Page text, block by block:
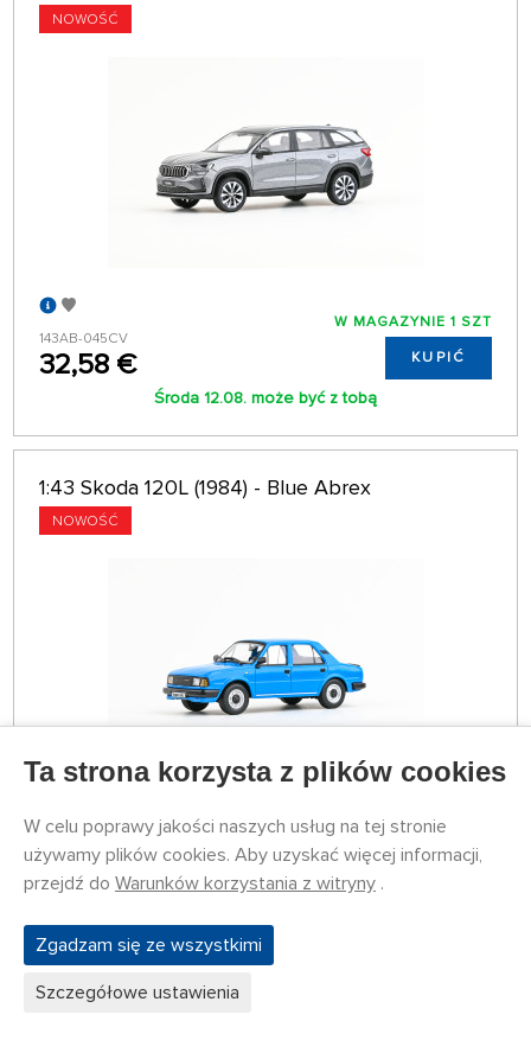
NOWOŚĆ
143AB-045CV
32,58 €
W MAGAZYNIE 1 SZT
KUPIĆ
Środa 12.08. może być z tobą
1:43 Skoda 120L (1984) - Blue Abrex
NOWOŚĆ
143ABS-702MY
32,58 €
W MAGAZYNIE 2 SZT
KUPIĆ
Wtorek 11.08. może być z tobą
1:43 Škoda 120L (1984) - VB
Ta strona korzysta z plików cookies
W celu poprawy jakości naszych usług na tej stronie
używamy plików cookies. Aby uzyskać więcej informacji,
przejdź do Warunków korzystania z witryny .
Zgadzam się ze wszystkimi
Szczegółowe ustawienia